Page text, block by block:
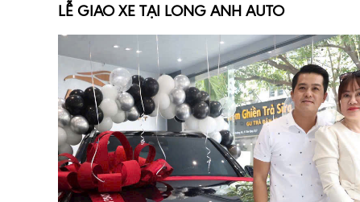
LỄ GIAO XE TẠI LONG ANH AUTO